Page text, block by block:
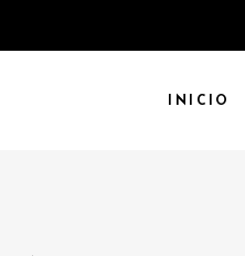
INICIO